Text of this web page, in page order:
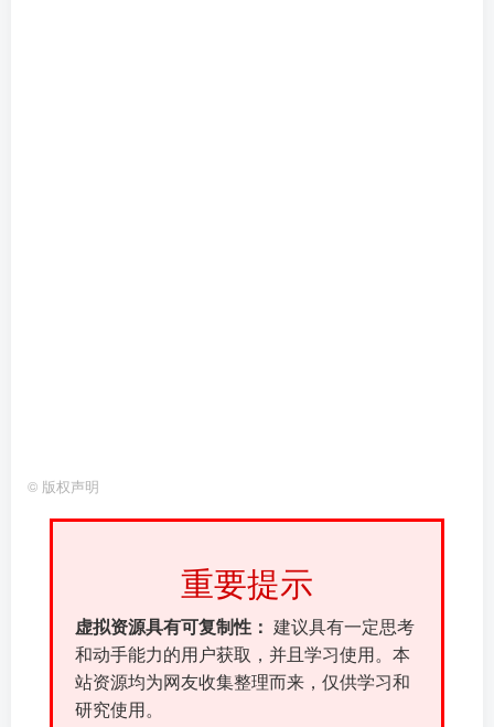
© 版权声明
重要提示
虚拟资源具有可复制性： 建议具有一定思考
和动手能力的用户获取，并且学习使用。本
站资源均为网友收集整理而来，仅供学习和
研究使用。